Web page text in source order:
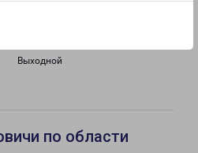
Выходной
по области